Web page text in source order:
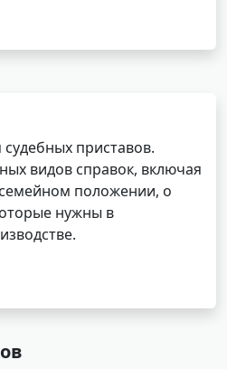
приставов.
видов справок, включая
положении, о
нужны в